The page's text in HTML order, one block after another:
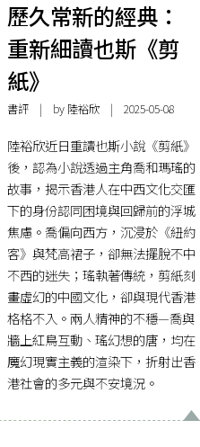
歷久常新的經典：
重新細讀也斯《剪
紙》
書評| by 陸裕欣 | 2025-05-08
陸裕欣近日重讀也斯小說《剪紙》
後，認為小說透過主角喬和瑪瑤的
故事，揭示香港人在中西文化交匯
下的身份認同困境與回歸前的浮城
焦慮。喬偏向西方，沉浸於《紐約
客》與梵高裙子，卻無法擺脫不中
不西的迷失；瑤執著傳統，剪紙刻
畫虛幻的中國文化，卻與現代香港
格格不入。兩人精神的不穩—喬與
牆上紅鳥互動、瑤幻想的唐，均在
魔幻現實主義的渲染下，折射出香
港社會的多元與不安境況。